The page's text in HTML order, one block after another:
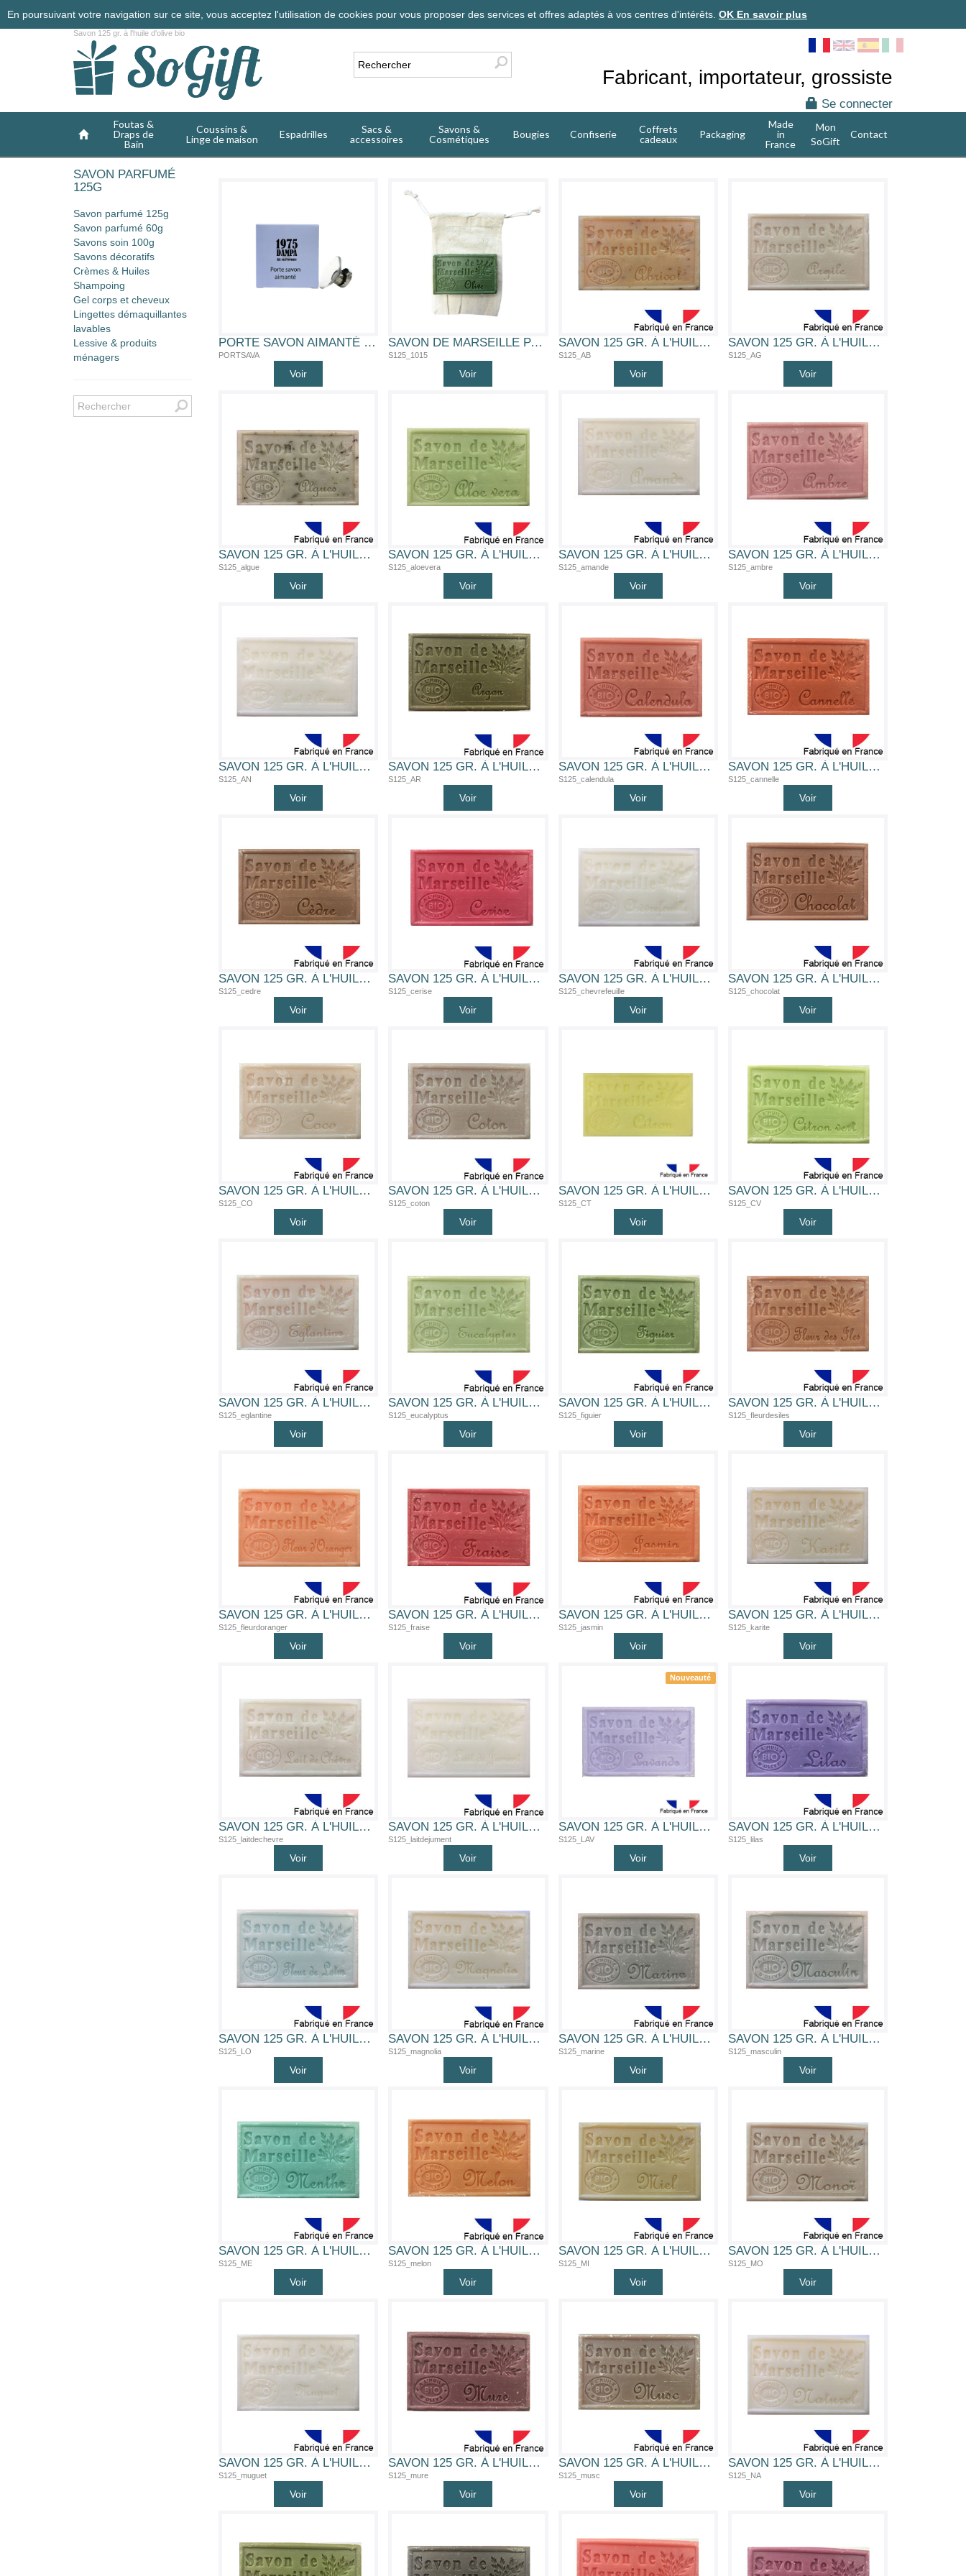
En poursuivant votre navigation sur ce site, vous acceptez l'utilisation de cookies pour vous proposer des services et offres adaptés à vos centres d'intérêts. OK En savoir plus
Savon 125 gr. à l'huile d'olive bio
Fabricant, importateur, grossiste
Se connecter
Foutas &
Draps de
Bain
Coussins &
Linge de maison
Espadrilles
Sacs &
accessoires
Savons &
Cosmétiques
Bougies Confiserie
Coffrets
cadeaux
Packaging
Made
in
France
Mon
SoGift
Contact
SAVON PARFUMÉ
125G
Savon parfumé 125g
Savon parfumé 60g
Savons soin 100g
Savons décoratifs
Crèmes & Huiles
Shampoing
Gel corps et cheveux
Lingettes démaquillantes
lavables
Lessive & produits
ménagers
PORTE SAVON AIMANTÉ (PORTE SAVON AIMANTÉ)
PORTSAVA
Voir
SAVON DE MARSEILLE PARFUMÉ 125G AVEC SAC COTON
S125_1015
Voir
SAVON 125 GR. À L'HUILE D'OLIVE BIO (ABRICOT)
S125_AB
Voir
SAVON 125 GR. À L'HUILE D'OLIVE BIO (ARGILE)
S125_AG
Voir
SAVON 125 GR. À L'HUILE D'OLIVE BIO (ALGUE)
S125_algue
Voir
SAVON 125 GR. À L'HUILE D'OLIVE BIO (ALOE VERA)
S125_aloevera
Voir
SAVON 125 GR. À L'HUILE D'OLIVE BIO (AMANDE)
S125_amande
Voir
SAVON 125 GR. À L'HUILE D'OLIVE BIO (AMBRE)
S125_ambre
Voir
SAVON 125 GR. À L'HUILE D'OLIVE BIO (LAIT D'ANESSE)
S125_AN
Voir
SAVON 125 GR. À L'HUILE D'OLIVE BIO (ARGAN)
S125_AR
Voir
SAVON 125 GR. À L'HUILE D'OLIVE BIO (CALENDULA)
S125_calendula
Voir
SAVON 125 GR. À L'HUILE D'OLIVE BIO (CANNELLE)
S125_cannelle
Voir
SAVON 125 GR. À L'HUILE D'OLIVE BIO (CEDRE)
S125_cedre
Voir
SAVON 125 GR. À L'HUILE D'OLIVE BIO (CERISE)
S125_cerise
Voir
SAVON 125 GR. À L'HUILE D'OLIVE BIO (CHÈVREFEUILLE)
S125_chevrefeuille
Voir
SAVON 125 GR. À L'HUILE D'OLIVE BIO (CHOCOLAT)
S125_chocolat
Voir
SAVON 125 GR. À L'HUILE D'OLIVE BIO (COCO)
S125_CO
Voir
SAVON 125 GR. À L'HUILE D'OLIVE BIO (COTON)
S125_coton
Voir
SAVON 125 GR. À L'HUILE D'OLIVE BIO (CITRON)
S125_CT
Voir
SAVON 125 GR. À L'HUILE D'OLIVE BIO (CITRON VERT)
S125_CV
Voir
SAVON 125 GR. À L'HUILE D'OLIVE BIO (ÉGLANTINE)
S125_eglantine
Voir
SAVON 125 GR. À L'HUILE D'OLIVE BIO (EUCALYPTUS)
S125_eucalyptus
Voir
SAVON 125 GR. À L'HUILE D'OLIVE BIO (FIGUIER)
S125_figuier
Voir
SAVON 125 GR. À L'HUILE D'OLIVE BIO (FLEUR DES ILES)
S125_fleurdesiles
Voir
SAVON 125 GR. À L'HUILE D'OLIVE BIO (FLEUR D'ORANGER)
S125_fleurdoranger
Voir
SAVON 125 GR. À L'HUILE D'OLIVE BIO (FRAISE)
S125_fraise
Voir
SAVON 125 GR. À L'HUILE D'OLIVE BIO (JASMIN)
S125_jasmin
Voir
SAVON 125 GR. À L'HUILE D'OLIVE BIO (KARITE)
S125_karite
Voir
SAVON 125 GR. À L'HUILE D'OLIVE BIO (LAIT DE CHEVRE)
S125_laitdechevre
Voir
SAVON 125 GR. À L'HUILE D'OLIVE BIO (LAIT DE JUMENT)
S125_laitdejument
Voir
Nouveauté
SAVON 125 GR. À L'HUILE D'OLIVE BIO (LAVANDE)
S125_LAV
Voir
SAVON 125 GR. À L'HUILE D'OLIVE BIO (LILAS)
S125_lilas
Voir
SAVON 125 GR. À L'HUILE D'OLIVE BIO (FLEUR DE LOTUS)
S125_LO
Voir
SAVON 125 GR. À L'HUILE D'OLIVE BIO (MAGNOLIA)
S125_magnolia
Voir
SAVON 125 GR. À L'HUILE D'OLIVE BIO (MARINE)
S125_marine
Voir
SAVON 125 GR. À L'HUILE D'OLIVE BIO (MASCULIN)
S125_masculin
Voir
SAVON 125 GR. À L'HUILE D'OLIVE BIO (MENTHE)
S125_ME
Voir
SAVON 125 GR. À L'HUILE D'OLIVE BIO (MELON)
S125_melon
Voir
SAVON 125 GR. À L'HUILE D'OLIVE BIO (MIEL)
S125_MI
Voir
SAVON 125 GR. À L'HUILE D'OLIVE BIO (MONOI)
S125_MO
Voir
SAVON 125 GR. À L'HUILE D'OLIVE BIO (MUGUET)
S125_muguet
Voir
SAVON 125 GR. À L'HUILE D'OLIVE BIO (MURE)
S125_mure
Voir
SAVON 125 GR. À L'HUILE D'OLIVE BIO (MUSC)
S125_musc
Voir
SAVON 125 GR. À L'HUILE D'OLIVE BIO (NATUREL)
S125_NA
Voir